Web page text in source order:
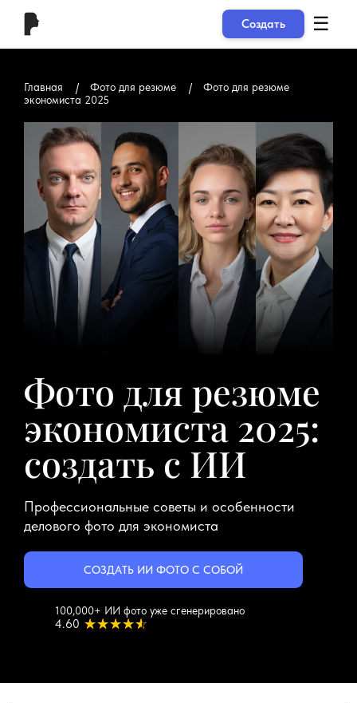
Создать ☰
Главная Фото для резюме
Фото для резюме
экономиста 2025
Фото для резюме
экономиста 2025:
создать с ИИ
Профессиональные советы и особенности
делового фото для экономиста
СОЗДАТЬ ИИ ФОТО С СОБОЙ
100,000+ ИИ фото уже сгенерировано
4.60